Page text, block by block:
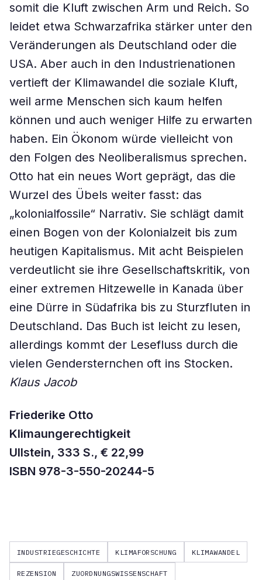
somit die Kluft zwischen Arm und Reich. So
leidet etwa Schwarzafrika stärker unter den
Veränderungen als Deutschland oder die
USA. Aber auch in den Industrienationen
vertieft der Klimawandel die soziale Kluft,
weil arme Menschen sich kaum helfen
können und auch weniger Hilfe zu erwarten
haben. Ein Ökonom würde vielleicht von
den Folgen des Neoliberalismus sprechen.
Otto hat ein neues Wort geprägt, das die
Wurzel des Übels weiter fasst: das
„kolonialfossile“ Narrativ. Sie schlägt damit
einen Bogen von der Kolonialzeit bis zum
heutigen Kapitalismus. Mit acht Beispielen
verdeutlicht sie ihre Gesellschaftskritik, von
einer extremen Hitzewelle in Kanada über
eine Dürre in Südafrika bis zu Sturzfluten in
Deutschland. Das Buch ist leicht zu lesen,
allerdings kommt der Lesefluss durch die
vielen Gendersternchen oft ins Stocken.
Klaus Jacob
Friederike Otto
Klimaungerechtigkeit
Ullstein, 333 S., € 22,99
ISBN 978-3-550-20244-5
INDUSTRIEGESCHICHTE KLIMAFORSCHUNG KLIMAWANDEL
REZENSION ZUORDNUNGSWISSENSCHAFT